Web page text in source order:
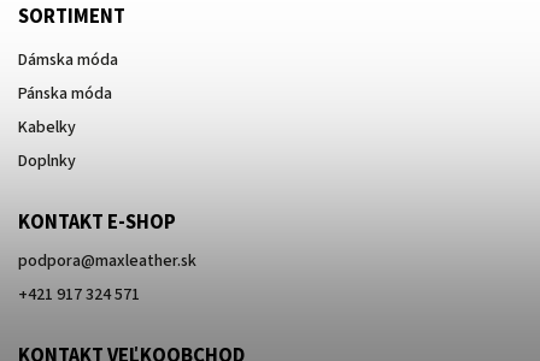
SORTIMENT
Dámska móda
Pánska móda
Kabelky
Doplnky
KONTAKT E-SHOP
podpora@maxleather.sk
+421 917 324 571